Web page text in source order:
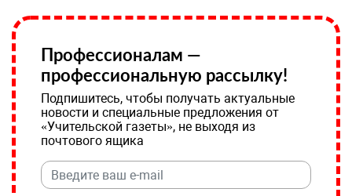
Профессионалам —
профессиональную рассылку!
Подпишитесь, чтобы получать актуальные
новости и специальные предложения от
«Учительской газеты», не выходя из
почтового ящика